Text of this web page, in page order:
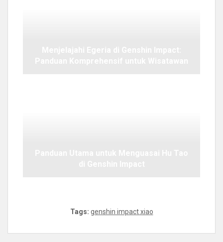
Tags: genshin impact xiao